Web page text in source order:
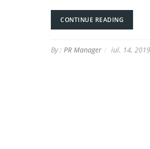
CONTINUE READING
By : PR Manager iul. 14, 2019